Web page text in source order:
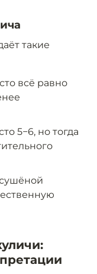
такие
всё равно
5−6, но тогда